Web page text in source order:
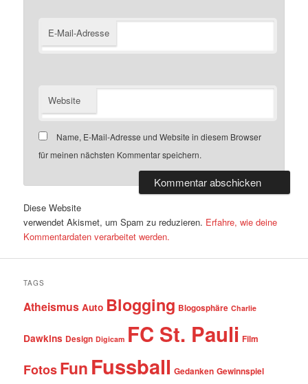
E-Mail-Adresse
Website
Name, E-Mail-Adresse und Website in diesem Browser
für meinen nächsten Kommentar speichern.
Diese Website
verwendet Akismet, um Spam zu reduzieren. Erfahre, wie deine
Kommentardaten verarbeitet werden.
TAGS
Atheismus Auto Blogging Blogosphäre Charlie
Dawkins Design Digicam FC St. Pauli Film
FotosFun Fussball Gedanken Gewinnspiel